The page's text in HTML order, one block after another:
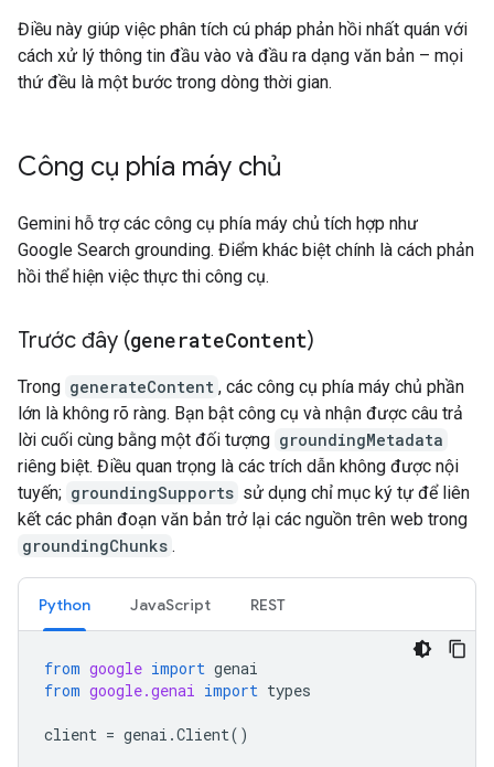
Điều này giúp việc phân tích cú pháp phản hồi nhất quán với
cách xử lý thông tin đầu vào và đầu ra dạng văn bản – mọi
thứ đều là một bước trong dòng thời gian.
Công cụ phía máy chủ
Gemini hỗ trợ các công cụ phía máy chủ tích hợp như
Google Search grounding. Điểm khác biệt chính là cách phản
hồi thể hiện việc thực thi công cụ.
Trước đây (generateContent)
Trong generateContent , các công cụ phía máy chủ phần
lớn là không rõ ràng. Bạn bật công cụ và nhận được câu trả
lời cuối cùng bằng một đối tượng groundingMetadata
riêng biệt. Điều quan trọng là các trích dẫn không được nội
tuyến; groundingSupports sử dụng chỉ mục ký tự để liên
kết các phân đoạn văn bản trở lại các nguồn trên web trong
groundingChunks .
Python JavaScript REST
from google import genai
from google.genai import types
client = genai .Client()